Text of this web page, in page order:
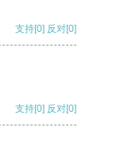
支持[0] 反对[0]
支持[0] 反对[0]